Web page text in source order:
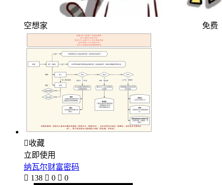
空想家 免费
收藏
立即使用
纳瓦尔财富密码
 138  0  0